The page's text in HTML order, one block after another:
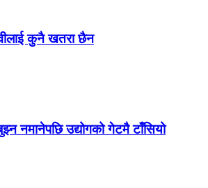
कुनै खतरा छैन
नमानेपछि उद्योगको गेटमै टाँसियो